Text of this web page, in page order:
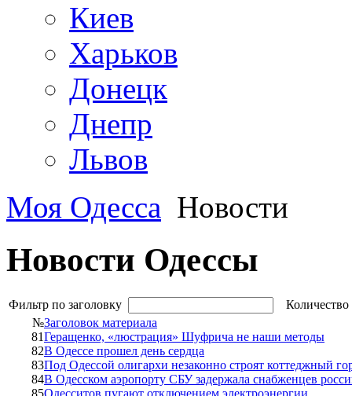
Киев
Харьков
Донецк
Днепр
Львов
Моя Одесса Новости
Новости Одессы
Фильтр по заголовку
№Заголовок материала
81Геращенко, «люстрация» Шуфрича не наши методы
82В Одессе прошел день сердца
83Под Одессой олигархи незаконно строят коттеджный
84В Одесском аэропорту СБУ задержала снабженцев
85Одесситов пугают отключением электроэнергии